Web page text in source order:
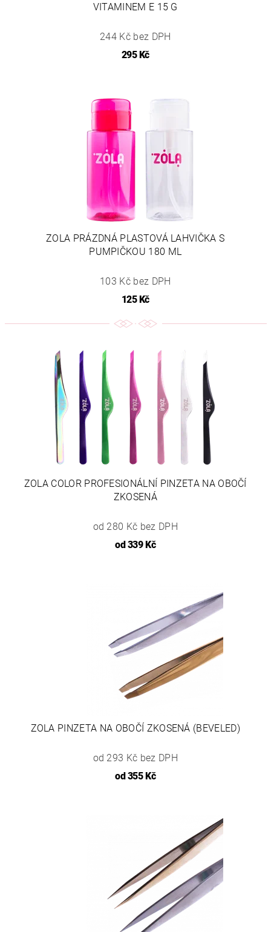
VITAMINEM E 15 G
244 Kč bez DPH
295 Kč
ZOLA PRÁZDNÁ PLASTOVÁ LAHVIČKA S
PUMPIČKOU 180 ML
103 Kč bez DPH
125 Kč
ZOLA COLOR PROFESIONÁLNÍ PINZETA NA OBOČÍ
ZKOSENÁ
od 280 Kč bez DPH
od339 Kč
ZOLA PINZETA NA OBOČÍ ZKOSENÁ (BEVELED)
od 293 Kč bez DPH
od355 Kč